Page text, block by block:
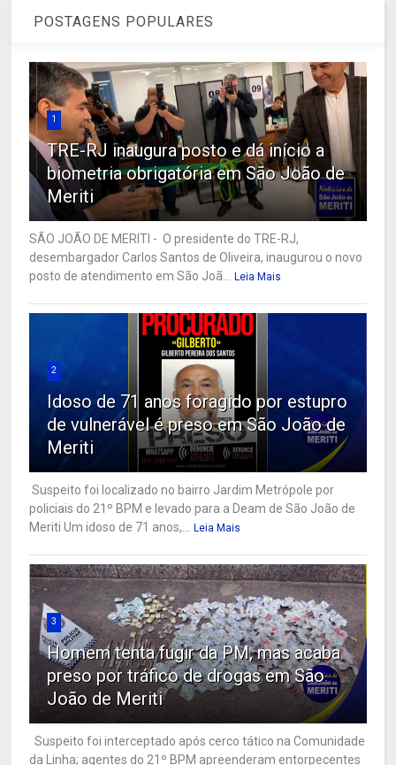
POSTAGENS POPULARES
1
TRE-RJ inaugura posto e dá início a
biometria obrigatória em São João de
Meriti
SÃO JOÃO DE MERITI - O presidente do TRE-RJ,
desembargador Carlos Santos de Oliveira, inaugurou o novo
posto de atendimento em São Joã... Leia Mais
2
Idoso de 71 anos foragido por estupro
de vulnerável é preso em São João de
Meriti
Suspeito foi localizado no bairro Jardim Metrópole por
policiais do 21º BPM e levado para a Deam de São João de
Meriti Um idoso de 71 anos,... Leia Mais
3
Homem tenta fugir da PM, mas acaba
preso por tráfico de drogas em São
João de Meriti
Suspeito foi interceptado após cerco tático na Comunidade
da Linha; agentes do 21º BPM apreenderam entorpecentes